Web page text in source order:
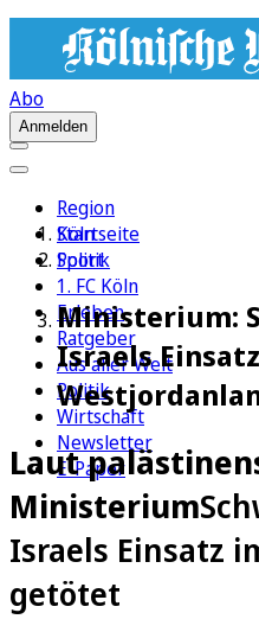
Abo
Anmelden
Region
Köln
Sport
1. FC Köln
Erleben
Ratgeber
Aus aller Welt
Politik
Wirtschaft
Newsletter
E-Paper
Startseite
Politik
Ministerium:
Israels
Laut
Ministerium
Israels Einsatz
getötet